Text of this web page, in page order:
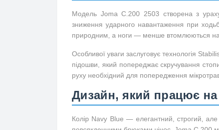
Модель Joma C.200 2503 створена з
зниження ударного навантаження при
природним, а ноги — менше втомлюються
Особливої уваги заслуговує технологія
підошви, який попереджає скручування
руху необхідний для попередження
Дизайн, який працює на
Колір Navy Blue — елегантний, строгий, але